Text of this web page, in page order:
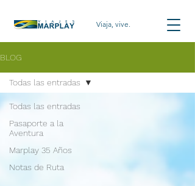
Viaja, vive.
BLOG
Todas las entradas
Pasaporte a la
Aventura
Marplay 35 Años
Notas de Ruta
Todas las entradas